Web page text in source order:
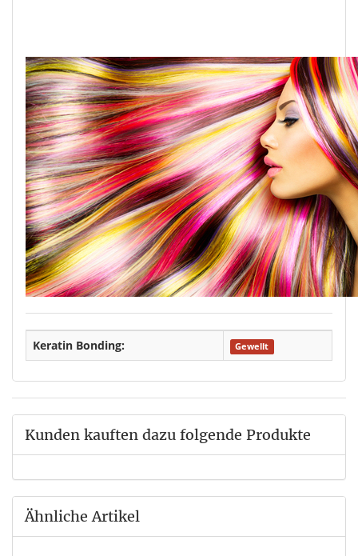
Keratin Bonding: Gewellt
Kunden kauften dazu folgende Produkte
Ähnliche Artikel